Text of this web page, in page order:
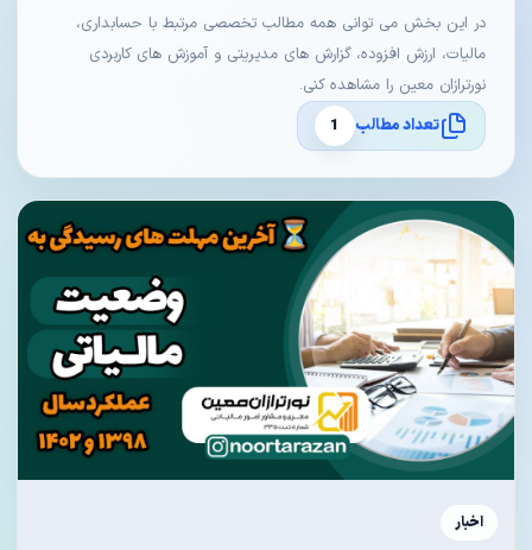
در این بخش می توانی همه مطالب تخصصی مرتبط با حسابداری،
مالیات، ارزش افزوده، گزارش های مدیریتی و آموزش های کاربردی
نورترازان معین را مشاهده کنی.
تعداد مطالب
1
اخبار